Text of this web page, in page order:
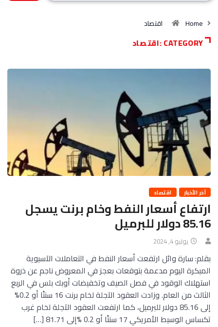
Home اقتصاد
CATEGORY :اقتصاد
آخر الأخبار اقتصاد
ارتفاع أسعار النفط وخام برنت يسجل
85.16 دولار للبرميل
يوليو 4, 2024
بقلم: سارة وائل ارتفعت أسعار النفط في التعاملات الآسيوية
المبكرة اليوم مدعمة بتوقعات بعجز في المعروض ناجم عن ذروة
استهلاك الوقود في فصل الصيف وتخفيضات أوبك بلس في الربع
الثالث من العام. وزادت العقود الآجلة لخام برنت 16 سنتًا أو 0.2%
إلى 85.16 دولار للبرميل، كما ارتفعت العقود الآجلة لخام غرب
تكساس الوسيط الأمريكي 17 سنتًا أو 0.2 %إلى 81.71 […]